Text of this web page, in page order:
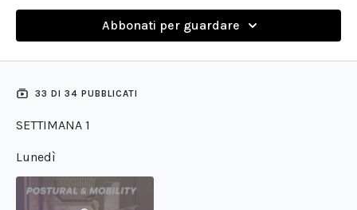
per accompagnarti passo dopo passo alla scoperta del
adattarlo alle tue esigenze.
Abbonati per guardare
33 DI 34 PUBBLICATI
SETTIMANA 1
Lunedì